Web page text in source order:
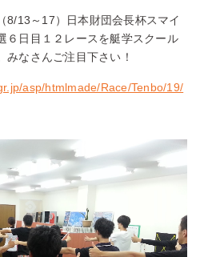
8/13～17）日本財団会長杯スマイ
日目１２レースを艇学スクール
みなさんご注目下さい！
asp/htmlmade/Race/Tenbo/19/